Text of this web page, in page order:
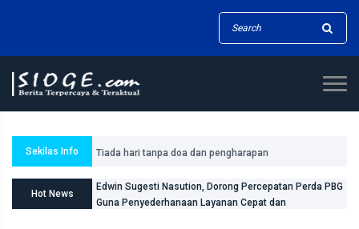
Sekilas Info
Hot News
Edwin Sugesti Nasution, Dorong Percepatan Perda PBG
Guna Penyederhanaan Layanan Cepat dan